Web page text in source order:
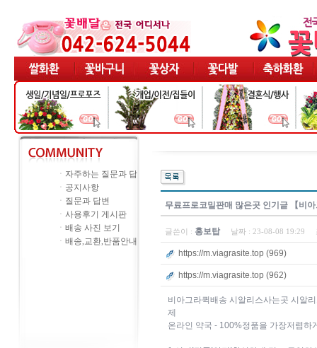
ㆍ 자주하는 질문과 답
ㆍ 공지사항
ㆍ 질문과 답변
ㆍ 사용후기 게시판
ㆍ 배송 사진 보기
ㆍ 배송,교환,반품안내
무료프로코밀판매 많은곳 인기글 【비
글쓴이 : 홍보탑 날짜 : 23-08-08 19:29
https://m.viagrasite.top (969)
https://m.viagrasite.top (962)
비아그라퀵배송 시알리스사는곳 시알
제
온라인 약국 - 100%정품을 가장저렴하